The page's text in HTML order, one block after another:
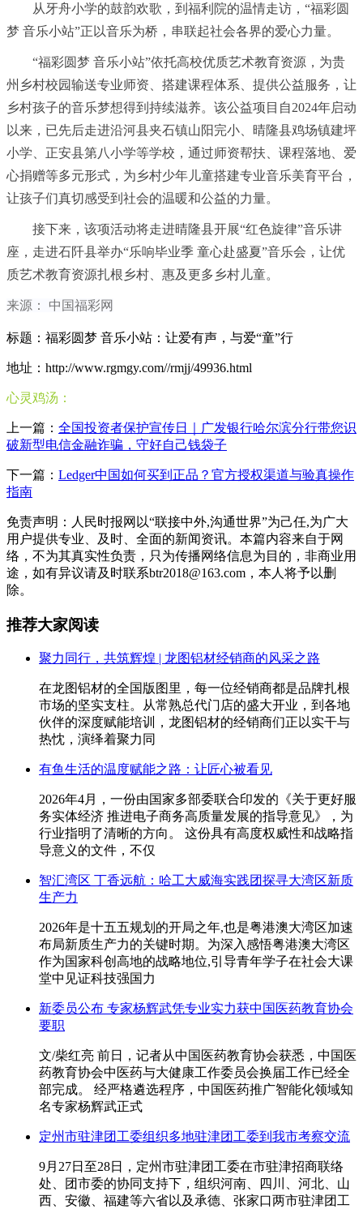
从牙舟小学的鼓韵欢歌，到福利院的温情走访，“福彩圆
梦 音乐小站”正以音乐为桥，串联起社会各界的爱心力量。
“福彩圆梦 音乐小站”依托高校优质艺术教育资源，为贵
州乡村校园输送专业师资、搭建课程体系、提供公益服务，让
乡村孩子的音乐梦想得到持续滋养。该公益项目自2024年启动
以来，已先后走进沿河县夹石镇山阳完小、晴隆县鸡场镇建坪
小学、正安县第八小学等学校，通过师资帮扶、课程落地、爱
心捐赠等多元形式，为乡村少年儿童搭建专业音乐美育平台，
让孩子们真切感受到社会的温暖和公益的力量。
接下来，该项活动将走进晴隆县开展“红色旋律”音乐讲
座，走进石阡县举办“乐响毕业季 童心赴盛夏”音乐会，让优
质艺术教育资源扎根乡村、惠及更多乡村儿童。
来源： 中国福彩网
标题：福彩圆梦 音乐小站：让爱有声，与爱“童”行
地址：http://www.rgmgy.com//rmjj/49936.html
心灵鸡汤：
上一篇： 全国投资者保护宣传日｜广发银行哈尔滨分行带您识
破新型电信金融诈骗，守好自己钱袋子
下一篇： Ledger中国如何买到正品？官方授权渠道与验真操作
指南
免责声明：人民时报网以“联接中外,沟通世界”为己任,为广大
用户提供专业、及时、全面的新闻资讯。本篇内容来自于网
络，不为其真实性负责，只为传播网络信息为目的，非商业用
途，如有异议请及时联系btr2018@163.com，本人将予以删
除。
推荐大家阅读
聚力同行，共筑辉煌 | 龙图铝材经销商的风采之路
在龙图铝材的全国版图里，每一位经销商都是品牌扎根
市场的坚实支柱。从常熟总代门店的盛大开业，到各地
伙伴的深度赋能培训，龙图铝材的经销商们正以实干与
热忱，演绎着聚力同
有鱼生活的温度赋能之路：让匠心被看见
2026年4月，一份由国家多部委联合印发的《关于更好服
务实体经济 推进电子商务高质量发展的指导意见》，为
行业指明了清晰的方向。 这份具有高度权威性和战略指
导意义的文件，不仅
智汇湾区 丁香远航：哈工大威海实践团探寻大湾区新质
生产力
2026年是十五五规划的开局之年,也是粤港澳大湾区加速
布局新质生产力的关键时期。为深入感悟粤港澳大湾区
作为国家科创高地的战略地位,引导青年学子在社会大课
堂中见证科技强国力
新委员公布 专家杨辉武凭专业实力获中国医药教育协会
要职
文/柴红亮 前日，记者从中国医药教育协会获悉，中国医
药教育协会中医药与大健康工作委员会换届工作已经全
部完成。 经严格遴选程序，中国医药推广智能化领域知
名专家杨辉武正式
定州市驻津团工委组织多地驻津团工委到我市考察交流
9月27日至28日，定州市驻津团工委在市驻津招商联络
处、团市委的协同支持下，组织河南、四川、河北、山
西、安徽、福建等六省以及承德、张家口两市驻津团工